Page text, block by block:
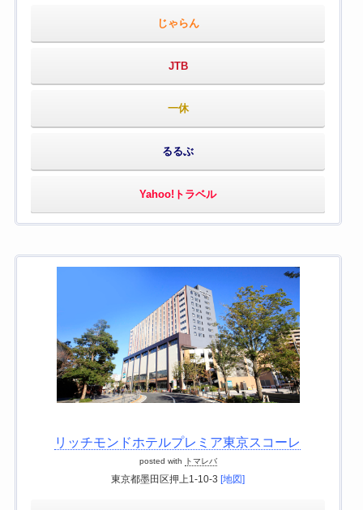
じゃらん
JTB
一休
るるぶ
Yahoo!トラベル
リッチモンドホテルプレミア東京スコーレ
posted with トマレバ
東京都墨田区押上1-10-3 [地図]